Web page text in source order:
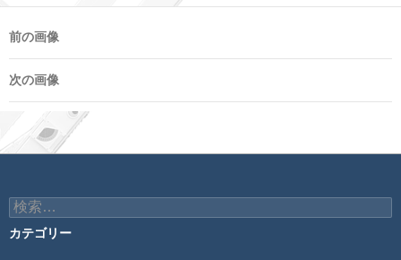
前の画像
次の画像
検
索:
カテゴリー